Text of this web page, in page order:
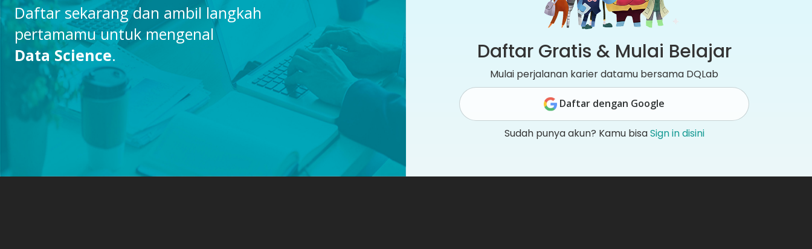
Daftar sekarang dan ambil langkah
pertamamu untuk mengenal
Data Science. Daftar Gratis & Mulai Belajar
Mulai perjalanan karier datamu bersama DQLab
Daftar dengan Google
Sudah punya akun? Kamu bisaSign in disini